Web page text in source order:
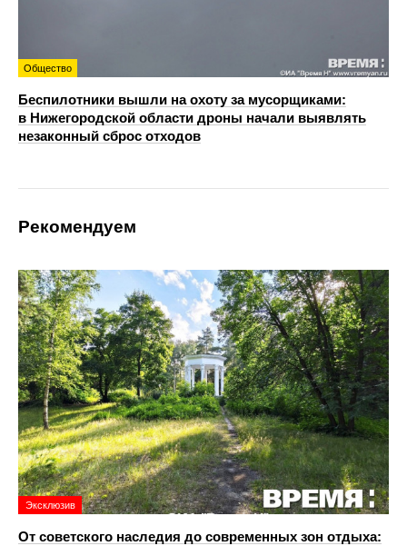
Общество
Беспилотники вышли на охоту за мусорщиками:
в Нижегородской области дроны начали выявлять
незаконный сброс отходов
Рекомендуем
Эксклюзив
От советского наследия до современных зон отдыха: